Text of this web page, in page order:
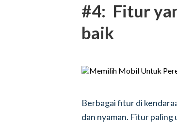
#4: Fitur
baik
Berbagai fitur di
dan nyaman. Fitur